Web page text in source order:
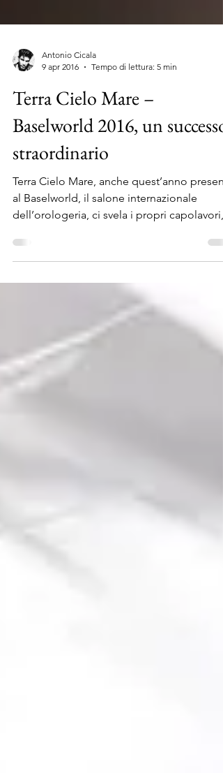
9 apr 2016
Tempo di lettura: 5 min
Terra Cielo Mare –
Baselworld 2016, un successo
straordinario
Terra Cielo Mare, anche quest’anno
al Baselworld, il salone internazionale
dell’orologeria, ci svela i propri